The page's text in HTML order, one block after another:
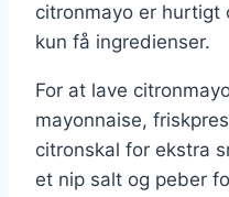
citronmayo er
kun få ingredienser.
For at lave
mayonnaise,
citronskal for ekstra
et nip salt og peber